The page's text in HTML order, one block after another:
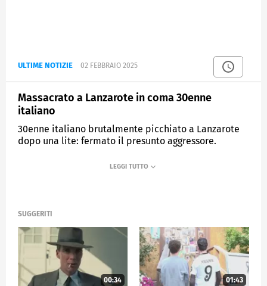
ULTIME NOTIZIE 02 FEBBRAIO 2025
Massacrato a Lanzarote in coma 30enne
italiano
30enne italiano brutalmente picchiato a Lanzarote
dopo una lite: fermato il presunto aggressore.
SUGGERITI
00:34 01:43